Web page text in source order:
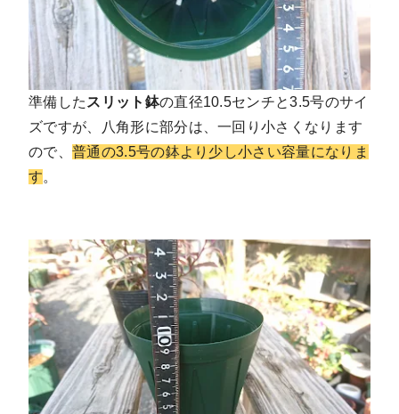
準備した スリット鉢の直径10.5センチと3.5号のサイ
ズですが、八角形に部分は、一回り小さくなります
ので、 普通の3.5号の鉢より少し小さい容量になりま
す。